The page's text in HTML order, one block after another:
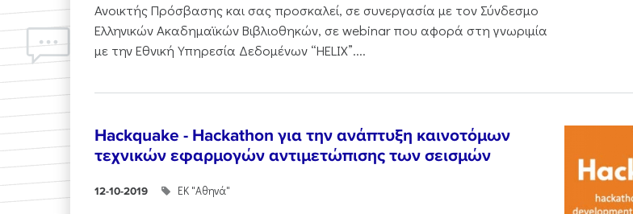
Ανοικτής Πρόσβασης και σας προσκαλεί, σε συνεργασία με τον Σύνδεσμο
Ελληνικών Ακαδημαϊκών Βιβλιοθηκών, σε webinar που αφορά στη γνωριμία
με την Εθνική Υπηρεσία Δεδομένων “HELIX”....
Hackquake - Hackathon για την ανάπτυξη καινοτόμων
τεχνικών εφαρμογών αντιμετώπισης των σεισμών
12-10-2019 ΕΚ "Αθηνά"